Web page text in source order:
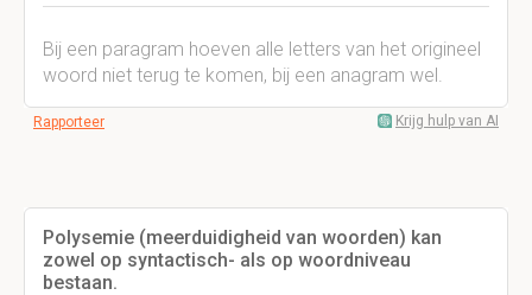
Bij een paragram hoeven alle letters van het origineel
woord niet terug te komen, bij een anagram wel.
Rapporteer Krijg hulp van AI
Polysemie (meerduidigheid van woorden) kan
zowel op syntactisch- als op woordniveau
bestaan.